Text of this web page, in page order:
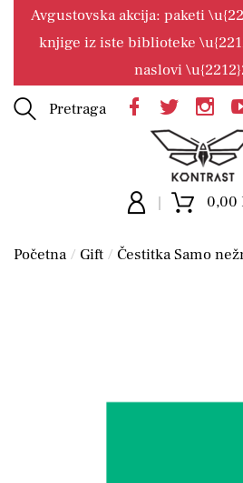
Avgustovska akcija: paketi
knjige iz iste biblioteke
naslovi
Pretraga
0,00
Početna Gift Čestitka Samo